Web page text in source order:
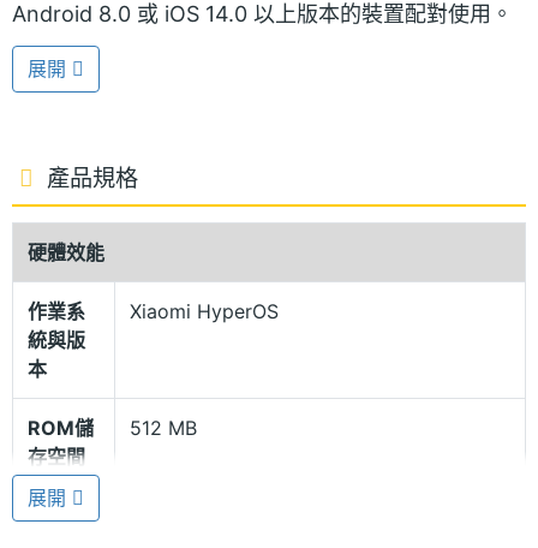
Android 8.0 或 iOS 14.0 以上版本的裝置配對使用。
內建 512MB 儲存空間，具備 NFC、藍牙 5.4 與
GNSS 五星定位功能。值得一提的是，這也是紅米系
輕觸付款裝置，即可完成非接觸式支付。此外，手錶
也能夠遠端控制手機相機快門，方便拍攝團體照或自
拍。
2.07 吋 AMOLED 螢幕
REDMI Watch 6 NFC 配備 2.07 吋 AMOLED 超大方
形螢幕，支援 60Hz 更新率，最高亮度可達
2,000nits。透過升級的螢幕 IC / EL 材質提供更高的
螢幕亮度，確保在戶外依然清晰可見。外觀採用一體
成型設計與高強度鋁合金中框，機身較前代薄
展開
產品規格
硬體效能
作業系
統與版
本
Xiaomi HyperOS
ROM儲
存空間
512 MB
電池容
展開